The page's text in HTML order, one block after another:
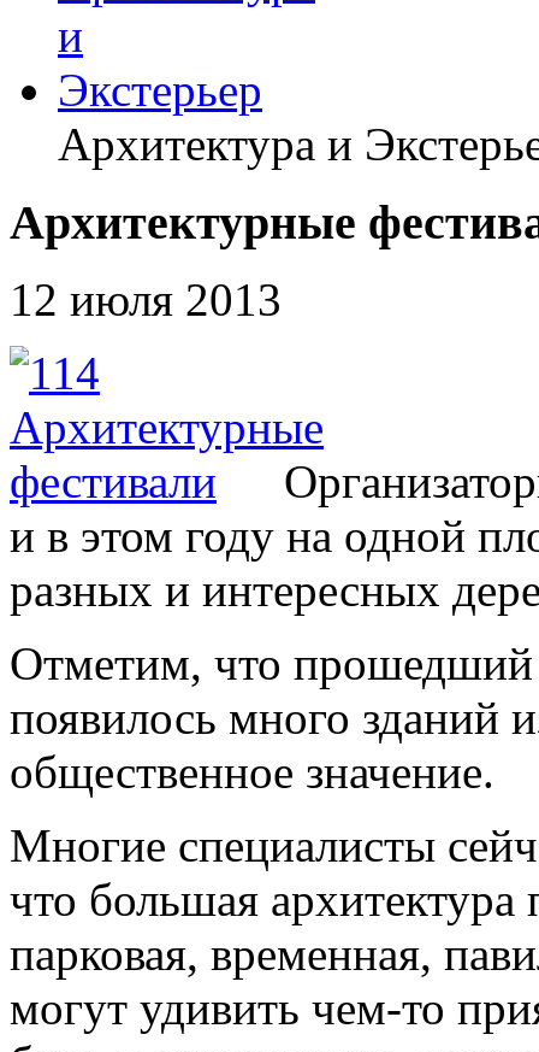
Архитектура и
Архитектурные
12 июля 2013
и в этом году на одной
разных и интересных
Отметим, что прошедший
появилось много зданий
общественное значение.
Многие специалисты
что большая архитектура
парковая, временная,
могут удивить чем-то